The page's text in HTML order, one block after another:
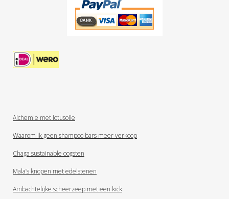
Alchemie met lotusolie
Waarom ik geen shampoo bars meer verkoop
Chaga sustainable oogsten
Mala’s knopen met edelstenen
Ambachtelijke scheerzeep met een kick